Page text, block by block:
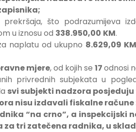
prekršaja, što podrazumijeva
u iznosu od 338.950,00 KM.
naplatu od ukupno 8.629,09
mjere, od kojih se 17odnosi
privrednih subjekata u
svi subjekti nadzora
nisu izdavali fiskalne
“na crno”, a
tri zatečena radnika, u